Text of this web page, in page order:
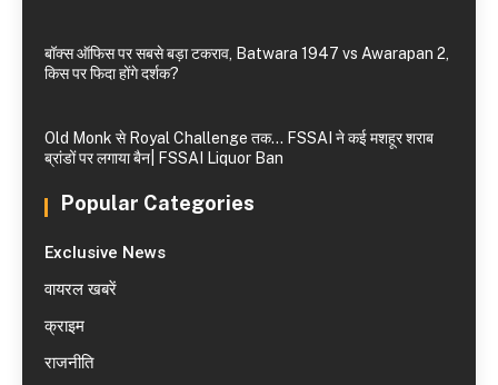
बॉक्स ऑफिस पर सबसे बड़ा टकराव, Batwara 1947 vs Awarapan 2,
किस पर फिदा होंगे दर्शक?
Old Monk से Royal Challenge तक… FSSAI ने कई मशहूर शराब
ब्रांडों पर लगाया बैन| FSSAI Liquor Ban
Popular Categories
Exclusive News
वायरल खबरें
क्राइम
राजनीति